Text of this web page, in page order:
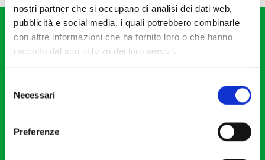
nostri partner che si occupano di analisi dei dati web,
pubblicità e social media, i quali potrebbero combinarle
con altre informazioni che ha fornito loro o che hanno
raccolto dal suo utilizzo dei loro servizi.
delNecessari
Preferenze
Fondazione I Pomeriggi Musicali
Partita Iva 04410060158